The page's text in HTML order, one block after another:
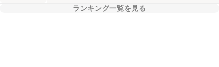
ランキング一覧を見る